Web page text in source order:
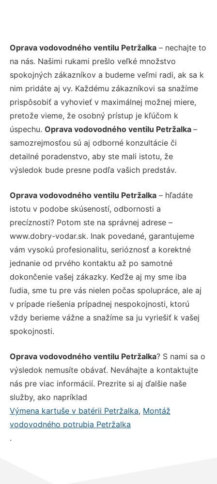
Oprava vodovodného ventilu Petržalka – nechajte to
na nás. Našimi rukami prešlo veľké množstvo
spokojných zákazníkov a budeme veľmi radi, ak sa k
nim pridáte aj vy. Každému zákazníkovi sa snažíme
prispôsobiť a vyhovieť v maximálnej možnej miere,
pretože vieme, že osobný prístup je kľúčom k
úspechu. Oprava vodovodného ventilu Petržalka –
samozrejmosťou sú aj odborné konzultácie či
detailné poradenstvo, aby ste mali istotu, že
výsledok bude presne podľa vašich predstáv.
Oprava vodovodného ventilu Petržalka – hľadáte
istotu v podobe skúseností, odbornosti a
precíznosti? Potom ste na správnej adrese –
www.dobry-vodar.sk. Inak povedané, garantujeme
vám vysokú profesionalitu, serióznosť a korektné
jednanie od prvého kontaktu až po samotné
dokončenie vašej zákazky. Keďže aj my sme iba
ľudia, sme tu pre vás nielen počas spolupráce, ale aj
v prípade riešenia prípadnej nespokojnosti, ktorú
vždy berieme vážne a snažíme sa ju vyriešiť k vašej
spokojnosti.
Oprava vodovodného ventilu Petržalka? S nami sa o
výsledok nemusíte obávať. Neváhajte a kontaktujte
nás pre viac informácií. Prezrite si aj ďalšie naše
služby, ako napríklad
Výmena kartuše v batérii Petržalka, Montáž
vodovodného potrubia Petržalka
.